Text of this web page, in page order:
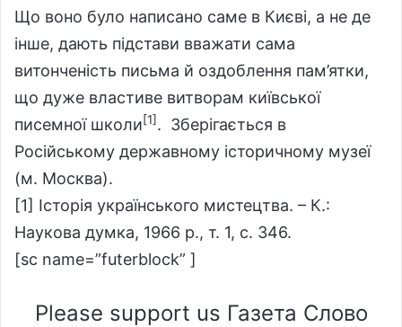
Що воно було написано саме в Києві, а не де
інше, дають підстави вважати сама
витонченість письма й оздоблення пам’ятки,
що дуже властиве витворам київської
писемної школи[1]. Зберігається в
Російському державному історичному музеї
(м. Москва).
[1] Історія українського мистецтва. – К.:
Наукова думка, 1966 р., т. 1, с. 346.
[sc name=”futerblock” ]
Please support us Газета Слово